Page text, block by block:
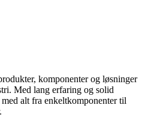
komponenter og løsninger
Med lang erfaring og solid
alt fra enkeltkomponenter til